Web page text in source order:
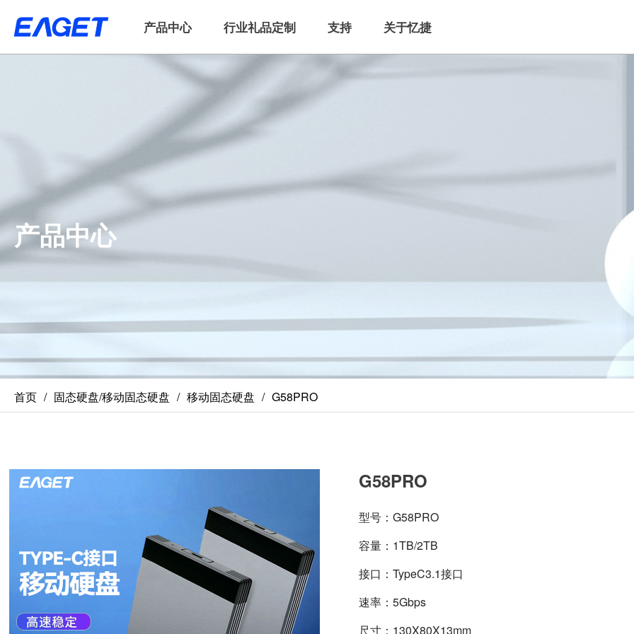
产品中心 行业礼品定制 支持 关于忆捷
产品中心
首页 固态硬盘/移动固态硬盘 移动固态硬盘 G58PRO
G58PRO
型号：G58PRO
容量：1TB/2TB
接口：TypeC3.1接口
速率：5Gbps
尺寸：130X80X13mm